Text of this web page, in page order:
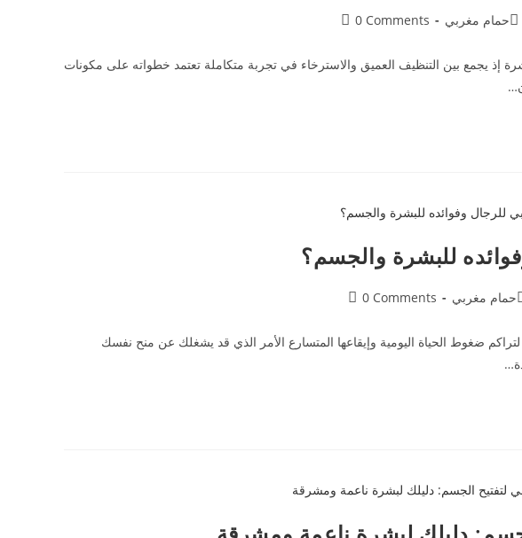
حمام مغربي 0 Comments
إذ يجمع بين التنظيف العميق والاسترخاء في تجربة متكاملة تعتمد خطواته على مكونات
للبشرة والجسم؟
حمام مغربي 0 Comments
لتراكم ضغوط الحياة اليومية وإيقاعها المتسارع الأمر الذي قد يشغلك عن منح نفسك